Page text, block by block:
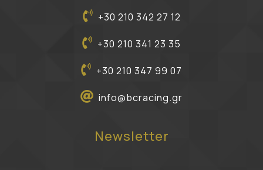
+30 210 342 27 12
+30 210 341 23 35
+30 210 347 99 07
info@bcracing.gr
Newsletter